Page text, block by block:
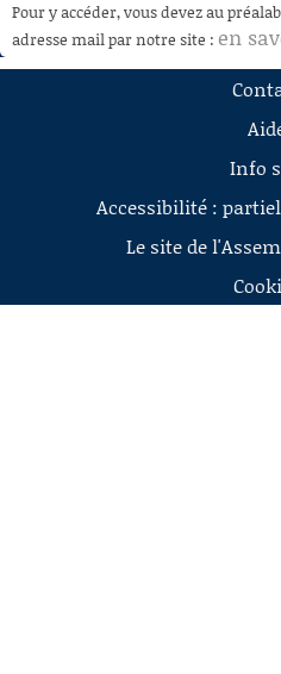
RECHERCHE
AIDE À LA DÉCOUPE
Pour y accéder, vous devez au
adresse mail par notre site : en
Info
Accessibilité :
Le site de